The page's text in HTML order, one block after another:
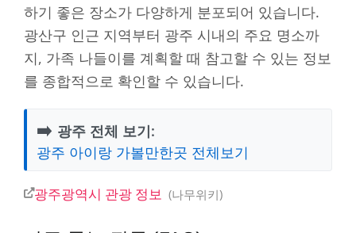
하기 좋은 장소가 다양하게 분포되어 있습니다.
광산구 인근 지역부터 광주 시내의 주요 명소까
지, 가족 나들이를 계획할 때 참고할 수 있는 정보
를 종합적으로 확인할 수 있습니다.
➡️ 광주 전체 보기:
광주 아이랑 가볼만한곳 전체보기
광주광역시 관광 정보 나무위키